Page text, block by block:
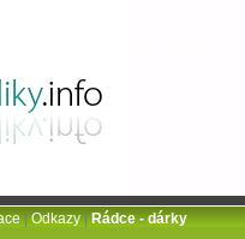
|Odkazy|Rádce - dárky